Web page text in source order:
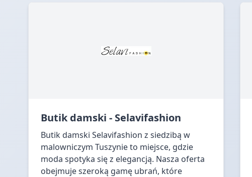
Butik damski - Selavifashion
Butik damski Selavifashion z siedzibą w
malowniczym Tuszynie to miejsce, gdzie
moda spotyka się z elegancją. Nasza oferta
obejmuje szeroką gamę ubrań, które